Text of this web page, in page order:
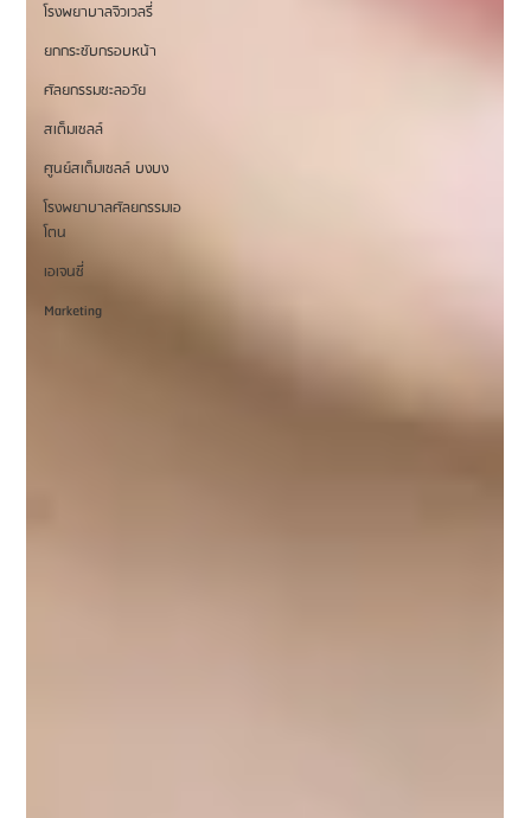
โรงพยาบาลจิวเวลรี่
ยกกระชับกรอบหน้า
ศัลยกรรมชะลอวัย
สเต็มเซลล์
ศูนย์สเต็มเซลล์ บงบง
โรงพยาบาลศัลยกรรมเอ
โตน
เอเจนซี่
Marketing